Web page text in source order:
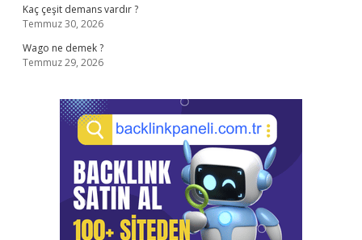
Kaç çeşit demans vardır ?
Temmuz 30, 2026
Wago ne demek ?
Temmuz 29, 2026